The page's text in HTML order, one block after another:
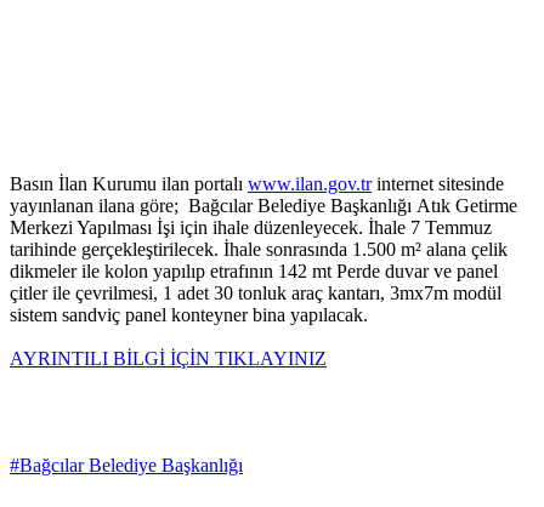
Basın İlan Kurumu ilan portalı www.ilan.gov.trinternet sitesinde
yayınlanan ilana göre; Bağcılar Belediye Başkanlığı Atık Getirme
Merkezi Yapılması İşi için ihale düzenleyecek. İhale 7 Temmuz
tarihinde gerçekleştirilecek. İhale sonrasında 1.500 m² alana çelik
dikmeler ile kolon yapılıp etrafının 142 mt Perde duvar ve panel
çitler ile çevrilmesi, 1 adet 30 tonluk araç kantarı, 3mx7m modül
sistem sandviç panel konteyner bina yapılacak.
AYRINTILI BİLGİ İÇİN TIKLAYINIZ
#Bağcılar Belediye Başkanlığı